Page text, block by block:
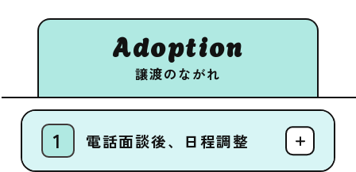
Adoption
譲渡のながれ
電話面談後、日程調整